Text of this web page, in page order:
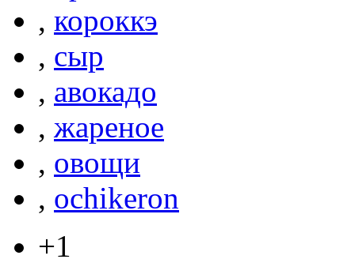
, короккэ
, сыр
, авокадо
, жареное
, овощи
, ochikeron
+1